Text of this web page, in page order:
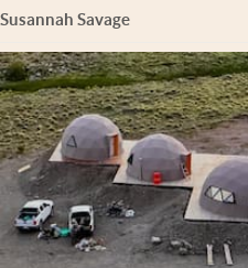
Susannah Savage